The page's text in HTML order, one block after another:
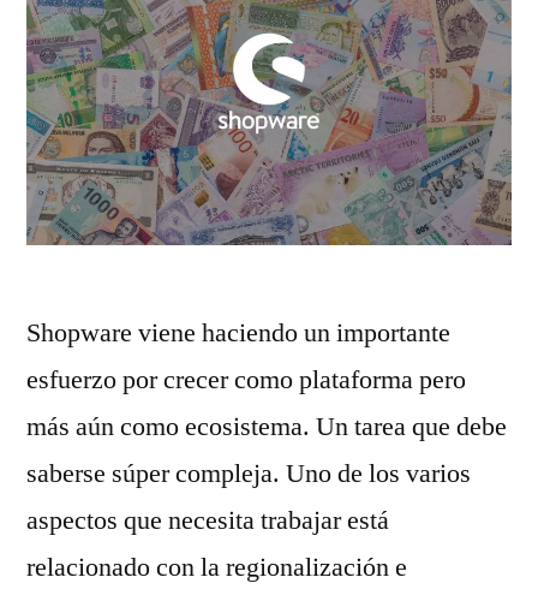
Shopware viene haciendo un importante
esfuerzo por crecer como plataforma pero
más aún como ecosistema. Un tarea que debe
saberse súper compleja. Uno de los varios
aspectos que necesita trabajar está
relacionado con la regionalización e